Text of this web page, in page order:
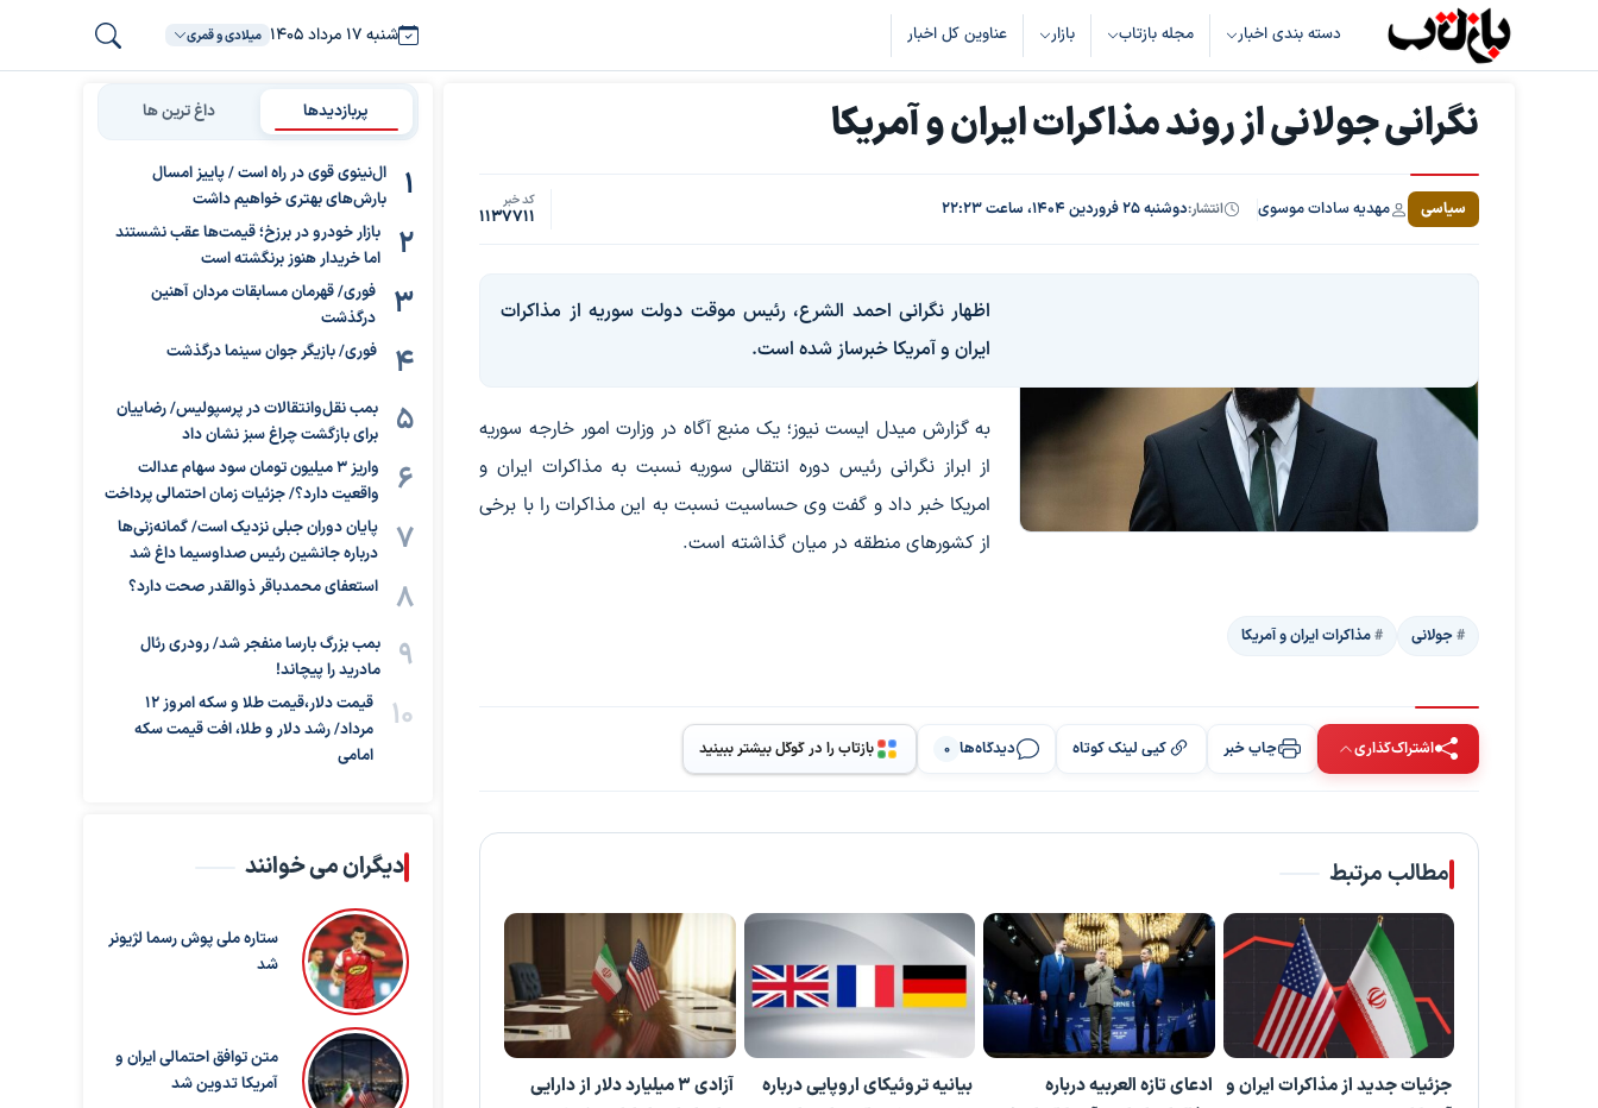
دسته بندی اخبار مجله بازتاب بازار عناوین کل اخبار شنبه ۱۷ مرداد ۱۴۰۵ میلادی و قمری
نگرانی جولانی از روند مذاکرات ایران و آمریکا
سیاسی مهدیه سادات موسوی انتشار:دوشنبه ۲۵ فروردین ۱۴۰۴، ساعت ۲۲:۲۳ کد خبر
1137711
اظهار نگرانی احمد الشرع، رئیس موقت دولت سوریه از مذاکرات
ایران و آمریکا خبرساز شده است.
به گزارش میدل ایست نیوز؛ یک منبع آگاه در وزارت امور خارجه سوریه
از ابراز نگرانی رئیس دوره انتقالی سوریه نسبت به مذاکرات ایران و
امریکا خبر داد و گفت وی حساسیت نسبت به این مذاکرات را با برخی
از کشورهای منطقه در میان گذاشته است.
جولانی مذاکرات ایران و آمریکا
اشتراک‌گذاری چاپ خبر کپی لینک کوتاه دیدگاه‌ها 0 بازتاب را در گوگل بیشتر ببینید
مطالب مرتبط
جزئیات جدید از مذاکرات ایران و ادعای تازه العربیه درباره
بیانیه تروئیکای اروپایی درباره
آزادی 3 میلیارد دلار از دارایی
پربازدیدها داغ ترین ها
ال‌نینوی قوی در راه است / پاییز امسال
بارش‌های بهتری خواهیم داشت
بازار خودرو در برزخ؛ قیمت‌ها عقب نشستند
اما خریدار هنوز برنگشته است
فوری/ قهرمان مسابقات مردان آهنین
درگذشت
فوری/ بازیگر جوان سینما درگذشت
بمب نقل‌وانتقالات در پرسپولیس/ رضاییان
برای بازگشت چراغ سبز نشان داد
واریز ۳ میلیون تومان سود سهام عدالت
واقعیت دارد؟/ جزئیات زمان احتمالی پرداخت
پایان دوران جبلی نزدیک است/ گمانه‌زنی‌ها
درباره جانشین رئیس صداوسیما داغ شد
استعفای محمدباقر ذوالقدر صحت دارد؟
بمب بزرگ بارسا منفجر شد/ رودری رئال
مادرید را پیچاند!
قیمت دلار،قیمت طلا و سکه امروز ۱۲
مرداد/ رشد دلار و طلا، افت قیمت سکه
امامی
دیگران می خوانند
ستاره ملی پوش رسما لژیونر
شد
متن توافق احتمالی ایران و
آمریکا تدوین شد